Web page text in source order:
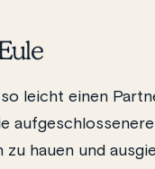
leicht einen
hauen und